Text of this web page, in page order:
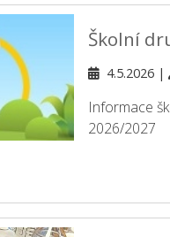
Školní
4.5.2026
Informace
2026/2027